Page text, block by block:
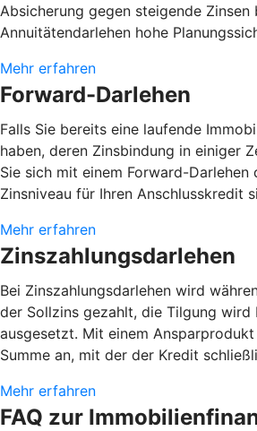
Absicherung gegen steigende Zinsen
Annuitätendarlehen hohe
Mehr erfahren
Forward-Darlehen
Falls Sie bereits eine laufende
haben, deren Zinsbindung in einiger
Sie sich mit einem Forward-Darlehen
Zinsniveau für Ihren Anschlusskredit
Mehr erfahren
Zinszahlungsdarlehen
Bei Zinszahlungsdarlehen wird
der Sollzins gezahlt, die Tilgung wird
ausgesetzt. Mit einem
Summe an, mit der der Kredit
Mehr erfahren
FAQ zur